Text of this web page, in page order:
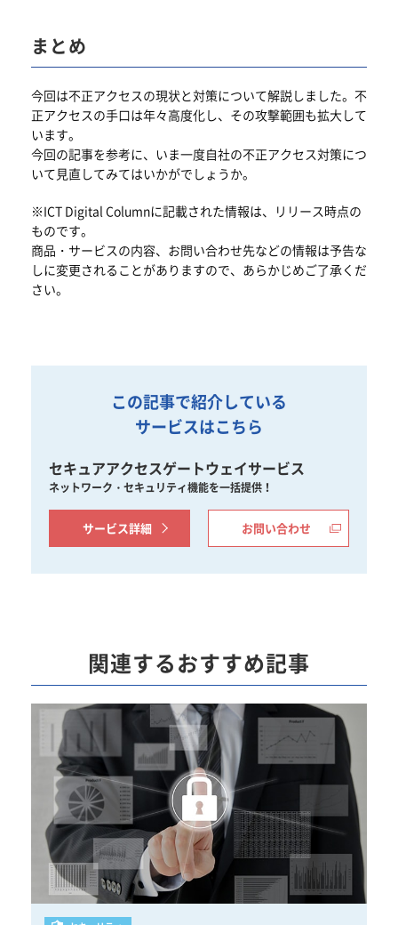
まとめ
今回は不正アクセスの現状と対策について解説しました。不
正アクセスの手口は年々高度化し、その攻撃範囲も拡大して
います。
今回の記事を参考に、いま一度自社の不正アクセス対策につ
いて見直してみてはいかがでしょうか。
※ICT Digital Columnに記載された情報は、リリース時点の
ものです。
商品・サービスの内容、お問い合わせ先などの情報は予告な
しに変更されることがありますので、あらかじめご了承くだ
さい。
この記事で紹介している
サービスはこちら
セキュアアクセスゲートウェイサービス
ネットワーク・セキュリティ機能を一括提供！
サービス詳細 お問い合わせ
関連するおすすめ記事